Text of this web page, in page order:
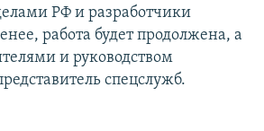
РФ и разработчики
работа будет продолжена, а
и руководством
спецслужб.